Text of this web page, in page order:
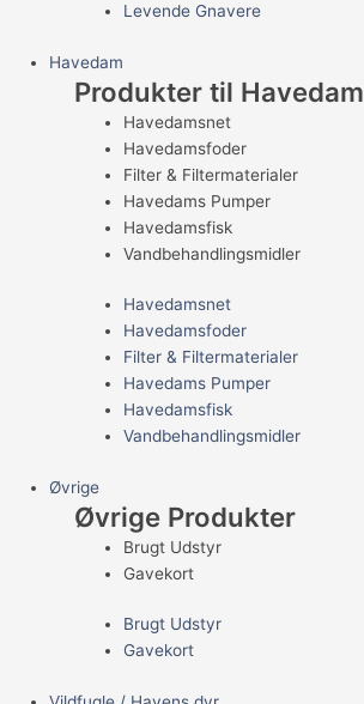
Levende Gnavere
Havedam
Produkter til Havedam
Havedamsnet
Havedamsfoder
Filter & Filtermaterialer
Havedams Pumper
Havedamsfisk
Vandbehandlingsmidler
Havedamsnet
Havedamsfoder
Filter & Filtermaterialer
Havedams Pumper
Havedamsfisk
Vandbehandlingsmidler
Øvrige
Øvrige Produkter
Brugt Udstyr
Gavekort
Brugt Udstyr
Gavekort